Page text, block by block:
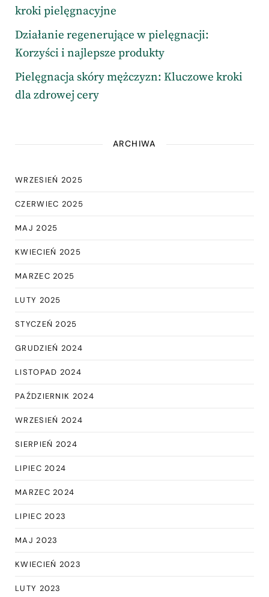
kroki pielęgnacyjne
Działanie regenerujące w pielęgnacji:
Korzyści i najlepsze produkty
Pielęgnacja skóry mężczyzn: Kluczowe kroki
dla zdrowej cery
ARCHIWA
WRZESIEŃ 2025
CZERWIEC 2025
MAJ 2025
KWIECIEŃ 2025
MARZEC 2025
LUTY 2025
STYCZEŃ 2025
GRUDZIEŃ 2024
LISTOPAD 2024
PAŹDZIERNIK 2024
WRZESIEŃ 2024
SIERPIEŃ 2024
LIPIEC 2024
MARZEC 2024
LIPIEC 2023
MAJ 2023
KWIECIEŃ 2023
LUTY 2023